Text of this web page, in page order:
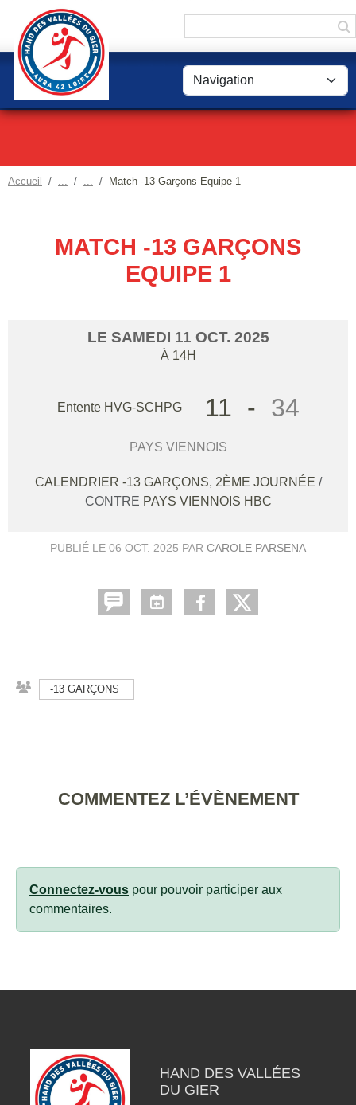
Accueil Match -13 Garçons Equipe 1
MATCH -13 GARÇONS
EQUIPE 1
LE SAMEDI 11 OCT. 2025
À 14H
Entente HVG-SCHPG 11 - 34
PAYS VIENNOIS
CALENDRIER -13 GARÇONS, 2ÈME JOURNÉE /
CONTRE PAYS VIENNOIS HBC
PUBLIÉ LE 06 OCT. 2025 PAR CAROLE PARSENA
-13 GARÇONS
COMMENTEZ L’ÉVÈNEMENT
Connectez-vous pour pouvoir participer aux
commentaires.
HAND DES VALLÉES
DU GIER
Panneau de gestion des cookies